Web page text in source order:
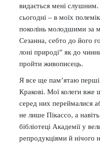
видається мені
сьогодні – в моїх
поколінь молодшими за
Сезанна, себто до його
лоні природі” як до
пройти живописець.
Я все ще пам’ятаю
Кракові. Мої колеги вже
серед них переймалися
не лише Пікассо, а
бібліотеці Академії у
репродукціями й нічого